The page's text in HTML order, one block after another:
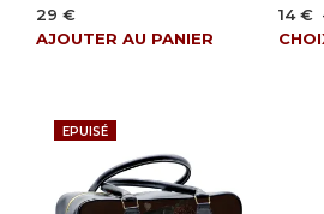
29 €
AJOUTER AU PANIER
14€
EPUISÉ